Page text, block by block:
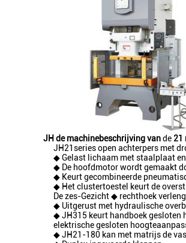
JH de machinebeschrijving vande 21
JH21series open achterpers met
◆ Gelast lichaam met staalplaat
◆ De hoofdmotor wordt gemaakt
◆ Keurt gecombineerde
◆ Het clustertoestel keurt de
De zes-Gezicht ◆ rechthoek
◆ Uitgerust met hydraulische
◆ JH315 keurt handboek gesloten
elektrische gesloten
◆ JH21-180 kan met matrijs de